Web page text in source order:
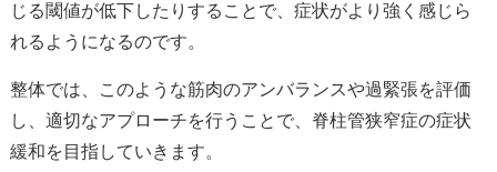
じる閾値が低下したりすることで、症状がより強く感じら
れるようになるのです。
整体では、このような筋肉のアンバランスや過緊張を評価
し、適切なアプローチを行うことで、脊柱管狭窄症の症状
緩和を目指していきます。